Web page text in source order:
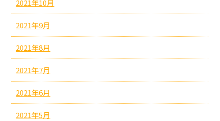
2021年10月
2021年9月
2021年8月
2021年7月
2021年6月
2021年5月